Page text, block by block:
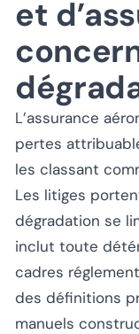
et
L’assurance
pertes
les classant
Les litiges
dégradation se
inclut toute
cadres
des définitions
manuels